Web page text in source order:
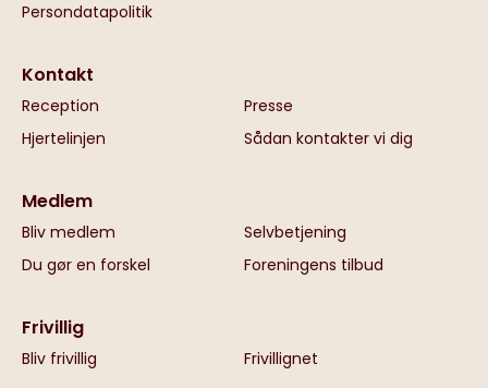
Persondatapolitik
Kontakt
Reception
Presse
Hjertelinjen
Sådan kontakter vi dig
Medlem
Bliv medlem
Selvbetjening
Du gør en forskel
Foreningens tilbud
Frivillig
Bliv frivillig Frivillignet